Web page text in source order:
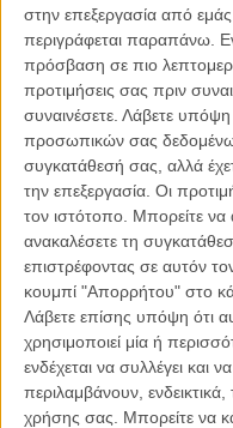
στην επεξεργασία από
περιγράφεται παραπάνω.
πρόσβαση σε πιο
προτιμήσεις σας πριν
συναινέσετε. Λάβετε υπόψη
προσωπικών σας
συγκατάθεσή σας, αλλά
την επεξεργασία. Οι
τον ιστότοπο. Μπορείτε να
ανακαλέσετε τη
επιστρέφοντας σε αυτόν
κουμπί "Απορρήτου" στο
Λάβετε επίσης υπόψη ότι
χρησιμοποιεί μία ή
ενδέχεται να συλλέγει και
περιλαμβάνουν,
χρήσης σας. Μπορείτε να
— Rian Johnson
my five-year
title "The
Other Jedi And
up short
— The Mountain Goats
2017
Δείτε ακόμη:Το όγδοο